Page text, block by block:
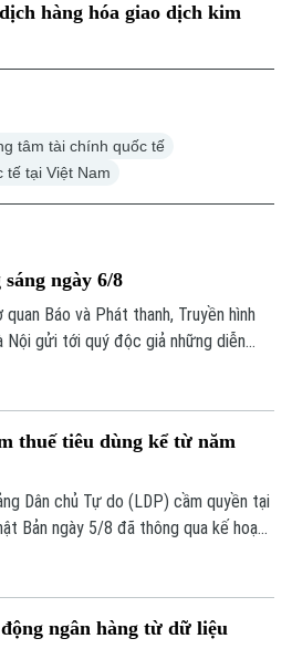
hàng hóa giao dịch kim
tâm tài chính quốc tế
tế tại Việt Nam
ngày 6/8
quan Báo và Phát thanh, Truyền hình
Nội gửi tới quý độc giả những diễn
thuế tiêu dùng kể từ năm
Dân chủ Tự do (LDP) cầm quyền tại
Bản ngày 5/8 đã thông qua kế hoạch
là lần đầu tiên Nhật Bản cắt giảm thuế
ngân hàng từ dữ liệu